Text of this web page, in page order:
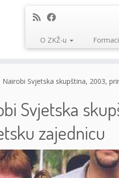
O ZKŽ-u
Nairobi Svjetska skupština, 2003,
Svjetska
zajednicu